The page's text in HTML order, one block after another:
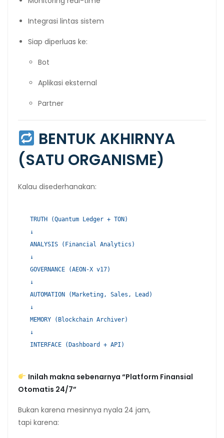
Integrasi lintas sistem
Siap diperluas ke:
Bot
Aplikasi eksternal
Partner
BENTUK AKHIRNYA
(SATU ORGANISME)
Kalau disederhanakan:
TRUTH (Quantum Ledger + TON)
↓
ANALYSIS (Financial Analytics)
↓
GOVERNANCE (AEON-X v17)
↓
AUTOMATION (Marketing, Sales, Lead)
↓
MEMORY (Blockchain Archiver)
↓
INTERFACE (Dashboard + API)
Inilah makna sebenarnya “Platform Finansial
Otomatis 24/7”
Bukan karena mesinnya nyala 24 jam,
tapi karena: